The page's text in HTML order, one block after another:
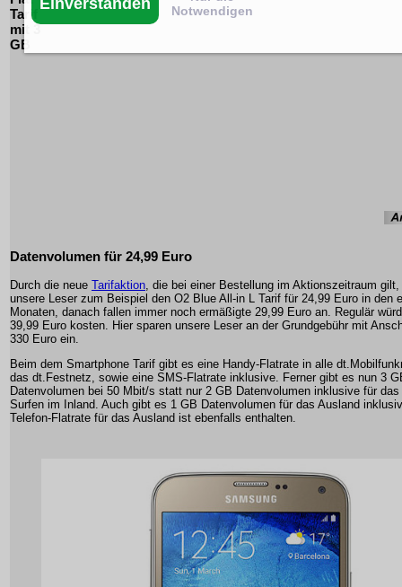
Tarif
mit 3
GB
Datenvolumen für 24,99 Euro
Durch die neue Tarifaktion , die bei einer Bestellung im Aktionszeitraum
unsere Leser zum Beispiel den O2 Blue All-in L Tarif für 24,99 Euro in den
Monaten, danach fallen immer noch ermäßigte 29,99 Euro an. Regulär
39,99 Euro kosten. Hier sparen unsere Leser an der Grundgebühr mit
330 Euro ein.
Beim dem Smartphone Tarif gibt es eine Handy-Flatrate in alle
das dt.Festnetz, sowie eine SMS-Flatrate inklusive. Ferner gibt es nun 3
Datenvolumen bei 50 Mbit/s statt nur 2 GB Datenvolumen inklusive für
Surfen im Inland. Auch gibt es 1 GB Datenvolumen für das Ausland
Telefon-Flatrate für das Ausland ist ebenfalls enthalten.
Einverstanden
Notwendigen